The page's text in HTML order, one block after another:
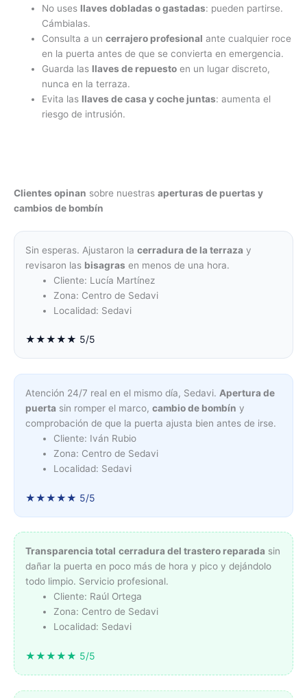
No uses llaves dobladas o gastadas: pueden partirse.
Cámbialas.
Consulta a uncerrajero profesional ante cualquier roce
en la puerta antes de que se convierta en emergencia.
Guarda las llaves de repuesto en un lugar discreto,
nunca en la terraza.
Evita las llaves de casa y coche juntas: aumenta el
riesgo de intrusión.
Clientes opinan sobre nuestras aperturas de puertas y
cambios de bombín
Sin esperas. Ajustaron la cerradura de la terraza y
revisaron las bisagras en menos de una hora.
Cliente: Lucía Martínez
Zona: Centro de Sedavi
Localidad: Sedavi
★★★★★ 5/5
Atención 24/7 real en el mismo día, Sedavi. Apertura de
puerta sin romper el marco, cambio de bombín y
comprobación de que la puerta ajusta bien antes de irse.
Cliente: Iván Rubio
Zona: Centro de Sedavi
Localidad: Sedavi
★★★★★ 5/5
Transparencia total cerradura del trastero reparada sin
dañar la puerta en poco más de hora y pico y dejándolo
todo limpio. Servicio profesional.
Cliente: Raúl Ortega
Zona: Centro de Sedavi
Localidad: Sedavi
★★★★★ 5/5